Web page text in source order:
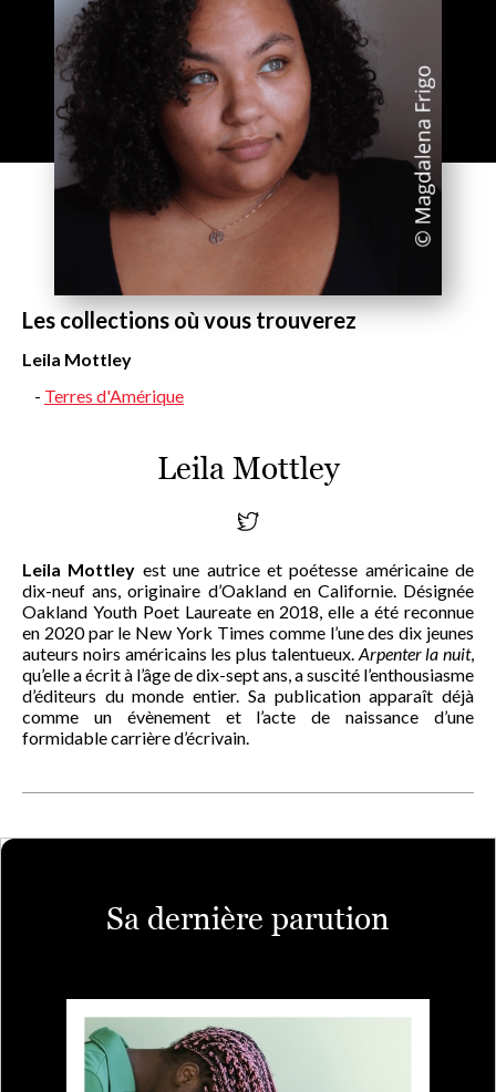
Les collections où vous trouverez
Leila Mottley
Terres d'Amérique
Leila Mottley
Leila Mottley est une autrice et poétesse américaine de
dix-neuf ans, originaire d’Oakland en Californie. Désignée
Oakland Youth Poet Laureate en 2018, elle a été reconnue
en 2020 par le New York Times comme l’une des dix jeunes
auteurs noirs américains les plus talentueux. Arpenter la nuit,
qu’elle a écrit à l’âge de dix-sept ans, a suscité l’enthousiasme
d’éditeurs du monde entier. Sa publication apparaît déjà
comme un évènement et l’acte de naissance d’une
formidable carrière d’écrivain.
Sa dernière parution